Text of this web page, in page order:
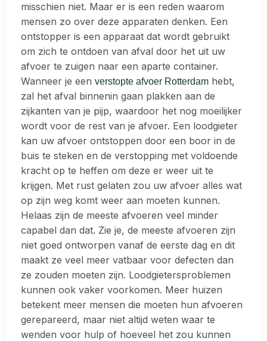
misschien niet. Maar er is een reden waarom
mensen zo over deze apparaten denken. Een
ontstopper is een apparaat dat wordt gebruikt
om zich te ontdoen van afval door het uit uw
afvoer te zuigen naar een aparte container.
Wanneer je een verstopte afvoer Rotterdam hebt,
zal het afval binnenin gaan plakken aan de
zijkanten van je pijp, waardoor het nog moeilijker
wordt voor de rest van je afvoer. Een loodgieter
kan uw afvoer ontstoppen door een boor in de
buis te steken en de verstopping met voldoende
kracht op te heffen om deze er weer uit te
krijgen. Met rust gelaten zou uw afvoer alles wat
op zijn weg komt weer aan moeten kunnen.
Helaas zijn de meeste afvoeren veel minder
capabel dan dat. Zie je, de meeste afvoeren zijn
niet goed ontworpen vanaf de eerste dag en dit
maakt ze veel meer vatbaar voor defecten dan
ze zouden moeten zijn. Loodgietersproblemen
kunnen ook vaker voorkomen. Meer huizen
betekent meer mensen die moeten hun afvoeren
gerepareerd, maar niet altijd weten waar te
wenden voor hulp of hoeveel het zou kunnen